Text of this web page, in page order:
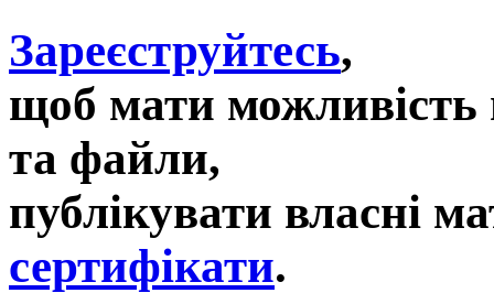
Зареєструйтесь,
щоб мати можливість
та файли,
публікувати власні
сертифікати.